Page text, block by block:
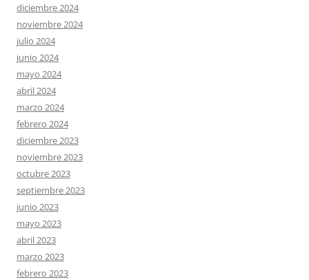
diciembre 2024
noviembre 2024
julio 2024
junio 2024
mayo 2024
abril 2024
marzo 2024
febrero 2024
diciembre 2023
noviembre 2023
octubre 2023
septiembre 2023
junio 2023
mayo 2023
abril 2023
marzo 2023
febrero 2023